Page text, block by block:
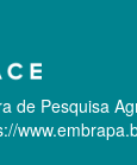
de Pesquisa